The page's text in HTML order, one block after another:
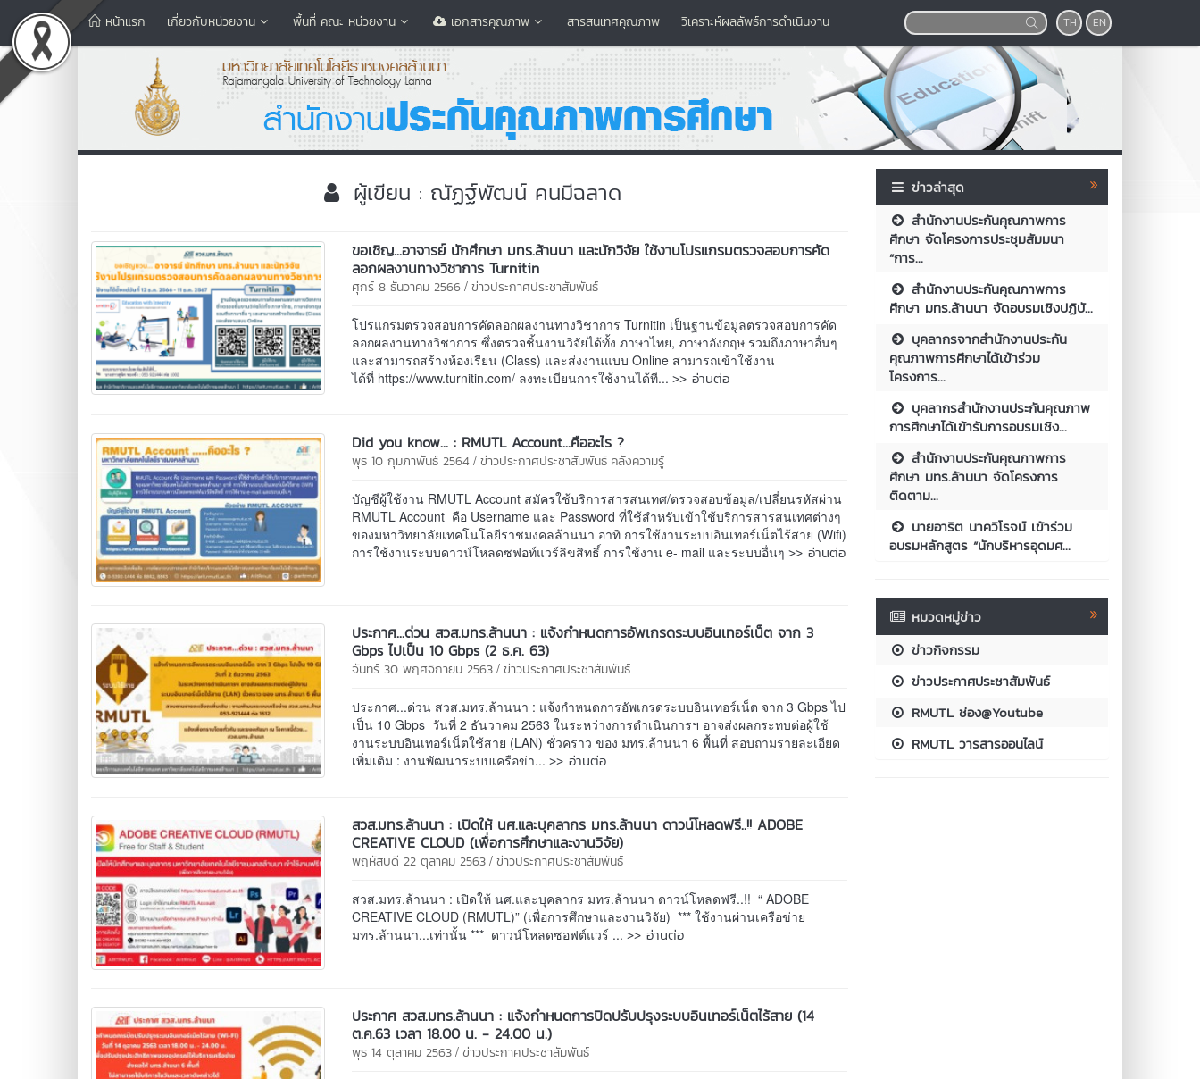
หน้าแรก เกี่ยวกับหน่วยงาน พื้นที่ คณะ หน่วยงาน เอกสารคุณภาพ สารสนเทศคุณภาพ วิเคราะห์ผลลัพธ์การดำเนินงาน TH EN
ผู้เขียน : ณัฏฐ์พัฒน์ คนมีฉลาด
ขอเชิญ...อาจารย์ นักศึกษา มทร.ล้านนา และนักวิจัย ใช้งานโปรแกรมตรวจสอบการคัด
ลอกผลงานทางวิชาการ Turnitin
ศุกร์ 8 ธันวาคม 2566 /ข่าวประกาศประชาสัมพันธ์
โปรแกรมตรวจสอบการคัดลอกผลงานทางวิชาการ Turnitin เป็นฐานข้อมูลตรวจสอบการคัด
ลอกผลงานทางวิชาการ ซึ่งตรวจชิ้นงานวิจัยได้ทั้ง ภาษาไทย, ภาษาอังกฤษ รวมถึงภาษาอื่นๆ
และสามารถสร้างห้องเรียน (Class) และส่งงานแบบ Online สามารถเข้าใช้งาน
ได้ที่ https://www.turnitin.com/ ลงทะเบียนการใช้งานได้ที...>> อ่านต่อ
Did you know... : RMUTL Account...คืออะไร ?
พุธ 10 กุมภาพันธ์ 2564 /ข่าวประกาศประชาสัมพันธ์ คลังความรู้
บัญชีผู้ใช้งาน RMUTL Account สมัครใช้บริการสารสนเทศ/ตรวจสอบข้อมูล/เปลี่ยนรหัสผ่าน
RMUTL Account คือ Username และ Password ที่ใช้สำหรับเข้าใช้บริการสารสนเทศต่างๆ
ของมหาวิทยาลัยเทคโนโลยีราชมงคลล้านนา อาทิ การใช้งานระบบอินเทอร์เน็ตไร้สาย (Wifi)
การใช้งานระบบดาวน์โหลดซฟอท์แวร์ลิขสิทธิ์ การใช้งาน e- mail และระบบอื่นๆ>> อ่านต่อ
ประกาศ...ด่วน สวส.มทร.ล้านนา : แจ้งกำหนดการอัพเกรดระบบอินเทอร์เน็ต จาก 3
Gbps ไปเป็น 10 Gbps (2 ธ.ค. 63)
จันทร์ 30 พฤศจิกายน 2563 /ข่าวประกาศประชาสัมพันธ์
ประกาศ...ด่วน สวส.มทร.ล้านนา : แจ้งกำหนดการอัพเกรดระบบอินเทอร์เน็ต จาก 3 Gbps ไป
เป็น 10 Gbps วันที่ 2 ธันวาคม 2563 ในระหว่างการดำเนินการฯ อาจส่งผลกระทบต่อผู้ใช้
งานระบบอินเทอร์เน็ตใช้สาย (LAN) ชั่วคราว ของ มทร.ล้านนา 6 พื้นที่ สอบถามรายละเอียด
เพิ่มเติม : งานพัฒนาระบบเครือข่า...>> อ่านต่อ
สวส.มทร.ล้านนา : เปิดให้ นศ.และบุคลากร มทร.ล้านนา ดาวน์โหลดฟรี..!! ADOBE
CREATIVE CLOUD (เพื่อการศึกษาและงานวิจัย)
พฤหัสบดี 22 ตุลาคม 2563 /ข่าวประกาศประชาสัมพันธ์
สวส.มทร.ล้านนา : เปิดให้ นศ.และบุคลากร มทร.ล้านนา ดาวน์โหลดฟรี..!! “ ADOBE
CREATIVE CLOUD (RMUTL)” (เพื่อการศึกษาและงานวิจัย) *** ใช้งานผ่านเครือข่าย
มทร.ล้านนา...เท่านั้น *** ดาวน์โหลดซอฟต์แวร์ ...>> อ่านต่อ
ประกาศ สวส.มทร.ล้านนา : แจ้งกำหนดการปิดปรับปรุงระบบอินเทอร์เน็ตไร้สาย (14
ต.ค.63 เวลา 18.00 น. - 24.00 น.)
พุธ 14 ตุลาคม 2563 /ข่าวประกาศประชาสัมพันธ์
ข่าวล่าสุด
สำนักงานประกันคุณภาพการ
ศึกษา จัดโครงการประชุมสัมมนา
“การ...
สำนักงานประกันคุณภาพการ
ศึกษา มทร.ล้านนา จัดอบรมเชิงปฏิบั...
บุคลากรจากสำนักงานประกัน
คุณภาพการศึกษาได้เข้าร่วม
โครงการ...
บุคลากรสำนักงานประกันคุณภาพ
การศึกษาได้เข้ารับการอบรมเชิง...
สำนักงานประกันคุณภาพการ
ศึกษา มทร.ล้านนา จัดโครงการ
ติดตาม...
นายอาริต นาควิโรจน์ เข้าร่วม
อบรมหลักสูตร “นักบริหารอุดมศ...
หมวดหมู่ข่าว
ข่าวกิจกรรม
ข่าวประกาศประชาสัมพันธ์
RMUTL ช่อง@Youtube
RMUTL วารสารออนไลน์